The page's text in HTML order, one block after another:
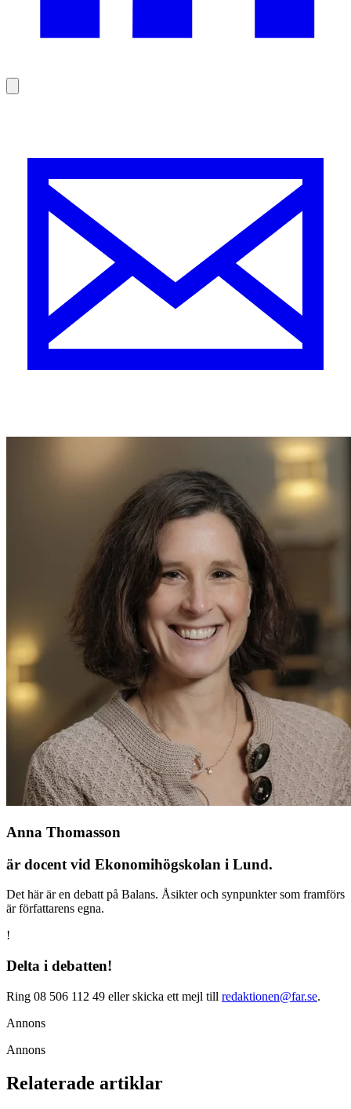
Anna Thomasson
är docent vid Ekonomihögskolan i Lund.
Det här är en debatt på Balans. Åsikter och synpunkter som framförs
är författarens egna.
!
Delta i debatten!
Ring 08 506 112 49 eller skicka ett mejl till redaktionen@far.se.
Annons
Annons
Relaterade artiklar